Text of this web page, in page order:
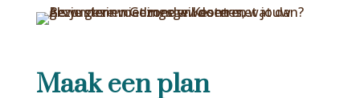
Maak een plan